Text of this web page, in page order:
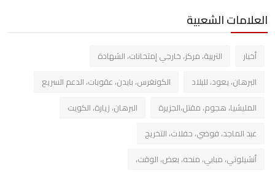
العلامات الشعبية
أخبار
التربية، مركز، خارجي إمتحانات، الشهادة
البرهان، يعود، للبلاد
الكونغرس، بايدن، عقوبات، الدعم السريع
المليشيا، هجوم، مقتل،الجزيرة
البرهان، زيارة، الكويت
عبد الماجد، فوضي، حفلات، التخريج
أنشيلوتي، مبابي، منحه، بعض، الوقت،